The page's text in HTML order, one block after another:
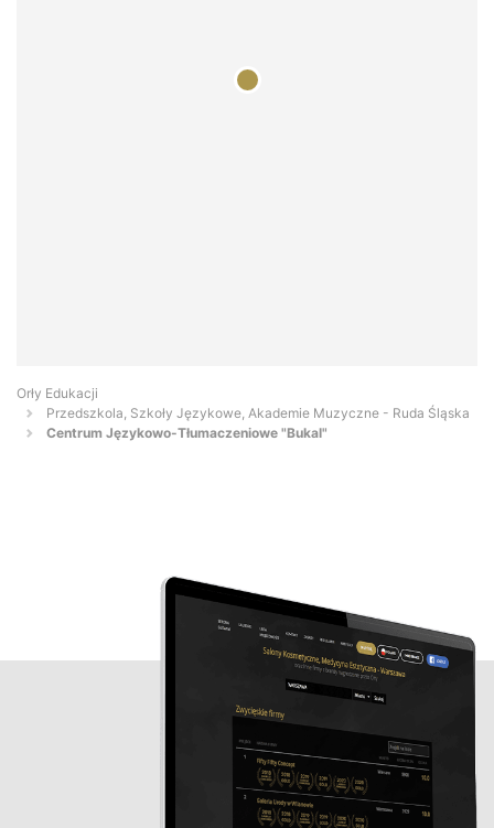
Orły Edukacji
Przedszkola, Szkoły Językowe, Akademie Muzyczne - Ruda Śląska
Centrum Językowo-Tłumaczeniowe "Bukal"